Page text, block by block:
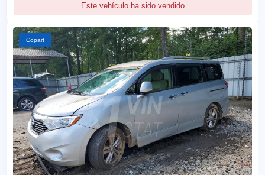
Este vehículo ha sido vendido
Copart